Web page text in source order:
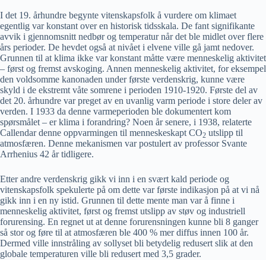
I det 19. århundre begynte vitenskapsfolk å vurdere om klimaet
egentlig var konstant over en historisk tidsskala. De fant signifikante
avvik i gjennomsnitt nedbør og temperatur når det ble midlet over flere
års perioder. De hevdet også at nivået i elvene ville gå jamt nedover.
Grunnen til at klima ikke var konstant måtte være menneskelig aktivitet
– først og fremst avskoging. Annen menneskelig aktivitet, for eksempel
den voldsomme kanonaden under første verdenskrig, kunne være
skyld i de ekstremt våte somrene i perioden 1910-1920. Første del av
det 20. århundre var preget av en uvanlig varm periode i store deler av
verden. I 1933 da denne varmeperioden ble dokumentert kom
spørsmålet – er klima i forandring? Noen år senere, i 1938, relaterte
Callendar denne oppvarmingen til menneskeskapt CO2 utslipp til
atmosfæren. Denne mekanismen var postulert av professor Svante
Arrhenius 42 år tidligere.
Etter andre verdenskrig gikk vi inn i en svært kald periode og
vitenskapsfolk spekulerte på om dette var første indikasjon på at vi nå
gikk inn i en ny istid. Grunnen til dette mente man var å finne i
menneskelig aktivitet, først og fremst utslipp av støv og industriell
forurensing. En regnet ut at denne forurensningen kunne bli 8 ganger
så stor og føre til at atmosfæren ble 400 % mer diffus innen 100 år.
Dermed ville innstråling av sollyset bli betydelig redusert slik at den
globale temperaturen ville bli redusert med 3,5 grader.